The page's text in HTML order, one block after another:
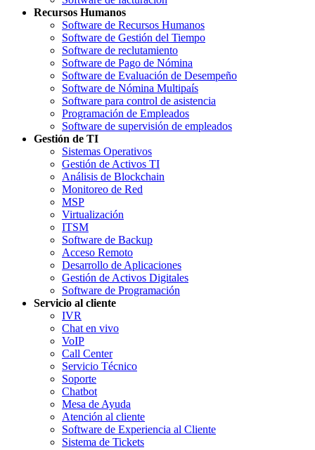
Recursos Humanos
Software de Recursos Humanos
Software de Gestión del Tiempo
Software de reclutamiento
Software de Pago de Nómina
Software de Evaluación de Desempeño
Software de Nómina Multipaís
Software para control de asistencia
Programación de Empleados
Software de supervisión de empleados
Gestión de TI
Sistemas Operativos
Gestión de Activos TI
Análisis de Blockchain
Monitoreo de Red
MSP
Virtualización
ITSM
Software de Backup
Acceso Remoto
Desarrollo de Aplicaciones
Gestión de Activos Digitales
Software de Programación
Servicio al cliente
IVR
Chat en vivo
VoIP
Call Center
Servicio Técnico
Soporte
Chatbot
Mesa de Ayuda
Atención al cliente
Software de Experiencia al Cliente
Sistema de Tickets